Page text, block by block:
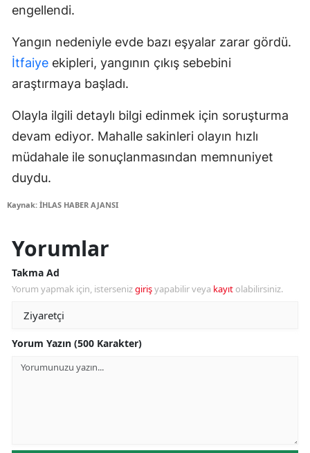
engellendi.
Yangın nedeniyle evde bazı eşyalar zarar gördü.
İtfaiye ekipleri, yangının çıkış sebebini
araştırmaya başladı.
Olayla ilgili detaylı bilgi edinmek için soruşturma
devam ediyor. Mahalle sakinleri olayın hızlı
müdahale ile sonuçlanmasından memnuniyet
duydu.
Kaynak: İHLAS HABER AJANSI
Yorumlar
Takma Ad
Yorum yapmak için, istersenizgirişyapabilir veya kayıt olabilirsiniz.
Yorum Yazın (500 Karakter)